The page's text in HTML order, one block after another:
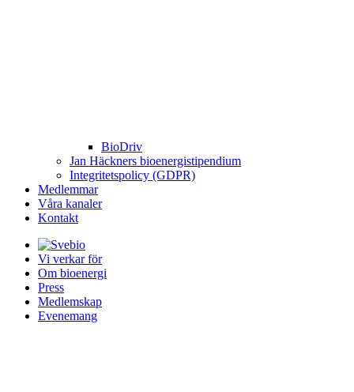
BioDriv
Jan Häckners bioenergistipendium
Integritetspolicy (GDPR)
Medlemmar
Våra kanaler
Kontakt
Vi verkar för
Om bioenergi
Press
Medlemskap
Evenemang